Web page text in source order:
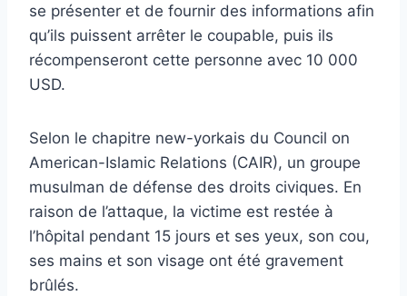
se présenter et de fournir des informations afin
qu’ils puissent arrêter le coupable, puis ils
récompenseront cette personne avec 10 000
USD.
Selon le chapitre new-yorkais du Council on
American-Islamic Relations (CAIR), un groupe
musulman de défense des droits civiques. En
raison de l’attaque, la victime est restée à
l’hôpital pendant 15 jours et ses yeux, son cou,
ses mains et son visage ont été gravement
brûlés.